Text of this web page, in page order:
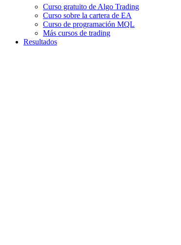
Curso gratuito de Algo Trading
Curso sobre la cartera de EA
Curso de programación MQL
Más cursos de trading
Resultados